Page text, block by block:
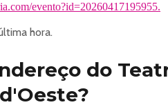
evento?id=20260417195955.
hora.
do